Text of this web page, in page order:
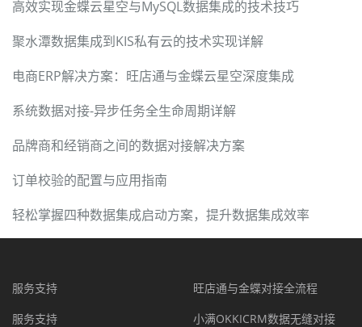
高效实现金蝶云星空与MySQL数据集成的技术技巧
聚水潭数据集成到KIS私有云的技术实现详解
电商ERP解决方案：旺店通与金蝶云星空深度集成
系统数据对接-异步任务全生命周期详解
品牌商和经销商之间的数据对接解决方案
订单校验的配置与应用指南
轻松掌握四种数据集成启动方案，提升数据集成效率
服务支持
服务支持
旺店通与金蝶对接全流程
小满OKKICRM数据无缝对接